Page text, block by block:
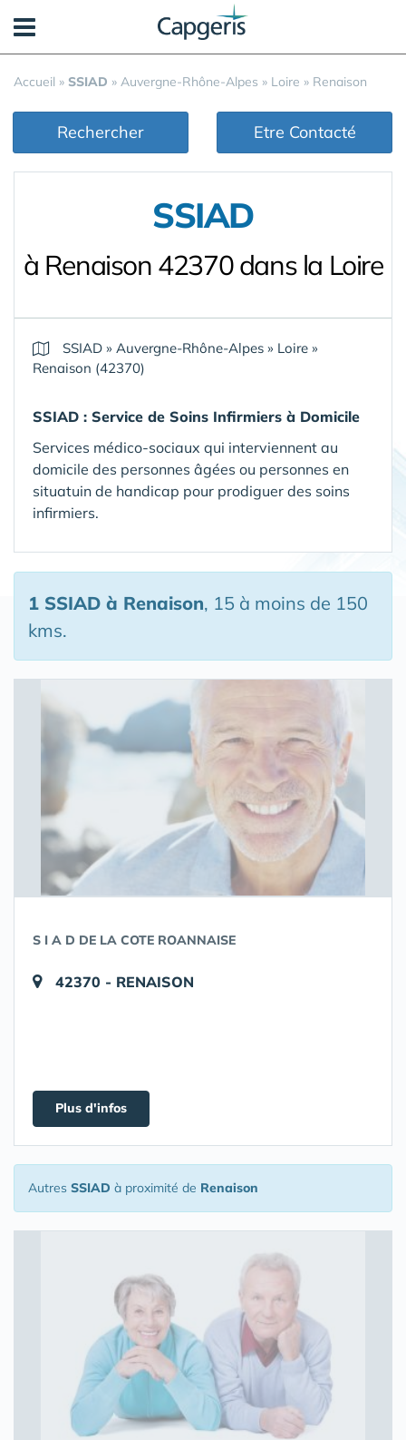
Accueil » SSIAD » Auvergne-Rhône-Alpes » Loire » Renaison
Rechercher Etre Contacté
SSIAD
à Renaison 42370 dans la Loire
SSIAD » Auvergne-Rhône-Alpes » Loire »
Renaison (42370)
SSIAD : Service de Soins Infirmiers à Domicile
Services médico-sociaux qui interviennent au
domicile des personnes âgées ou personnes en
situatuin de handicap pour prodiguer des soins
infirmiers.
1 SSIAD à Renaison, 15 à moins de 150
kms.
S I A D DE LA COTE ROANNAISE
42370 - RENAISON
Plus d'infos
Autres SSIAD à proximité de Renaison